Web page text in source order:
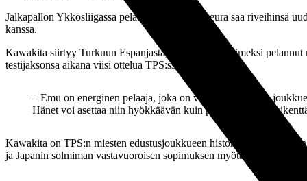
Jalkapallon Ykkösliigassa pelaava Turun Palloseura saa riveihinsä
kanssa.
Kawakita siirtyy Turkuun Espanjasta, jossa hän on viimeksi
testijaksonsa aikana viisi ottelua TPS:ssä.
– Emu on energinen pelaaja, joka on valmis pelaamaan
Hänet voi asettaa niin hyökkäävän kuin puolustavan
Kawakita on TPS:n miesten edustusjoukkueen historian
ja Japanin solmiman vastavuoroisen sopimuksen myötä.